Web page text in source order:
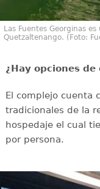
Las Fuentes Georginas
Quetzaltenango. (Foto:
¿Hay opciones
El complejo cuenta
tradicionales de la
hospedaje el cual
por persona.